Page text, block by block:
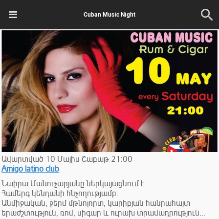
Cuban Music Night
Ավարտված 10 Մայիս Շաբաթ 21:00
Amigo latino club
Նաիրա Մանուչարյանը ներկայացնում է.
Համերգ կենդանի հնչողությամբ.
Անմիջական, ջերմ մթնոլորտ, կարիբյան հանրահայտ
երաժշտություն, ռոմ, սիգար և ուրախ տրամադրություն...